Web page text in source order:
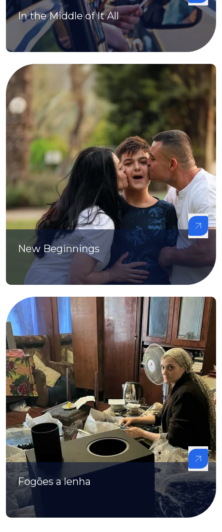
In the Middle of It All
New Beginnings
Fogões a lenha